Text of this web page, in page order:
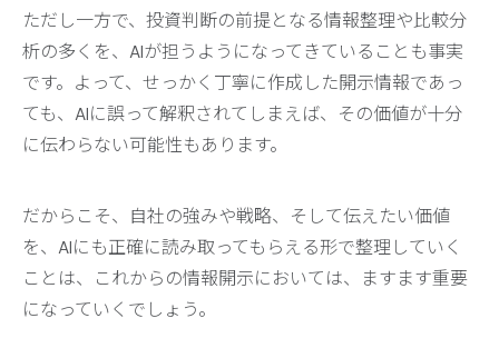
ただし一方で、投資判断の前提となる情報整理や比較分
析の多くを、AIが担うようになってきていることも事実
です。よって、せっかく丁寧に作成した開示情報であっ
ても、AIに誤って解釈されてしまえば、その価値が十分
に伝わらない可能性もあります。
だからこそ、自社の強みや戦略、そして伝えたい価値
を、AIにも正確に読み取ってもらえる形で整理していく
ことは、これからの情報開示においては、ますます重要
になっていくでしょう。